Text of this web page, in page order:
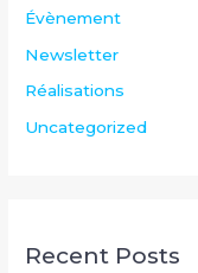
Évènement
Newsletter
Réalisations
Uncategorized
Recent Posts